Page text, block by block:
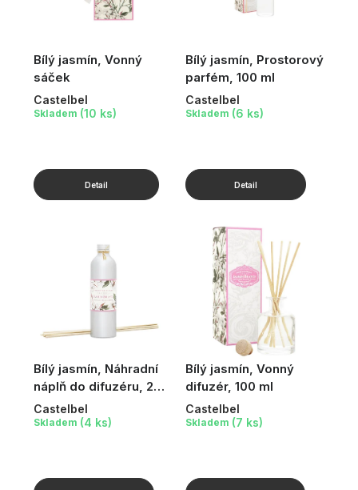
Bílý jasmín, Vonný
sáček
Castelbel
Skladem (10 ks)
Bílý jasmín, Prostorový
parfém, 100 ml
Castelbel
Skladem (6 ks)
Bílý jasmín, Náhradní
náplň do difuzéru, 250
ml
Castelbel
Skladem (4 ks)
Bílý jasmín, Vonný
difuzér, 100 ml
Castelbel
Skladem (7 ks)